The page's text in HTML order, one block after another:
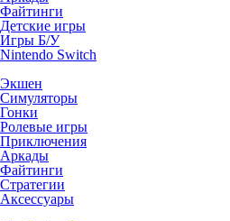
Файтинги
Детские игры
Игры Б/У
Nintendo Switch
Экшен
Симуляторы
Гонки
Ролевые игры
Приключения
Аркады
Файтинги
Стратегии
Аксессуары